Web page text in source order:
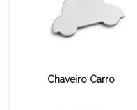
Chaveiro Carro